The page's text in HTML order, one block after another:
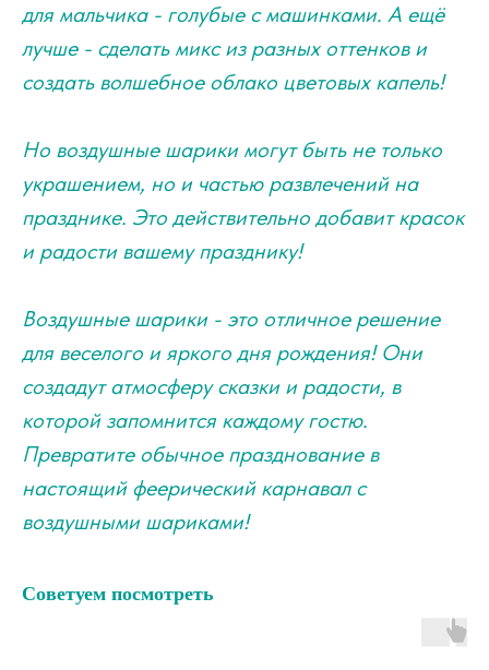
для мальчика - голубые с машинками. А ещё
лучше - сделать микс из разных оттенков и
создать волшебное облако цветовых капель!
Но воздушные шарики могут быть не только
украшением, но и частью развлечений на
празднике. Это действительно добавит красок
и радости вашему празднику!
Воздушные шарики - это отличное решение
для веселого и яркого дня рождения! Они
создадут атмосферу сказки и радости, в
которой запомнится каждому гостю.
Превратите обычное празднование в
настоящий феерический карнавал с
воздушными шариками!
Советуем посмотреть